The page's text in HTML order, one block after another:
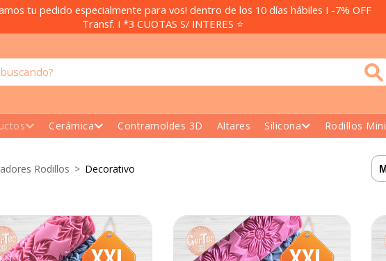
tu pedido especialmente para vos! dentro de los 10 días hábiles I -7% OFF
Transf. I *3 CUOTAS S/ INTERES ⭐
Cerámica Contramoldes 3D Altares Silicona Rodillos Mini
Rodillos > Decorativo